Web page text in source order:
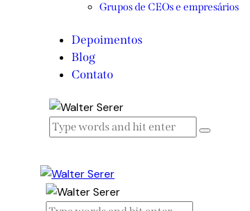
Grupos de CEOs e empresários
Depoimentos
Blog
Contato